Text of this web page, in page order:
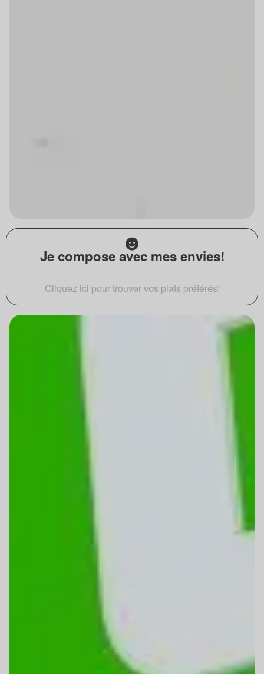
Je compose avec mes envies!
Cliquez ici pour trouver vos plats préférés!